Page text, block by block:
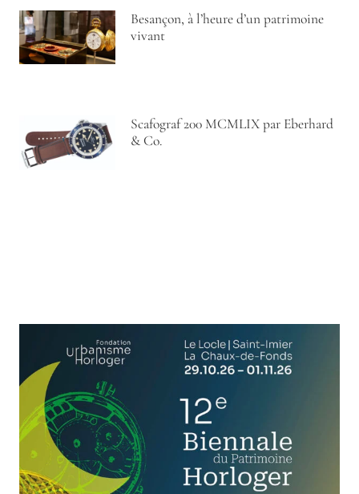
Besançon, à l’heure d’un patrimoine
vivant
Scafograf 200 MCMLIX par Eberhard
& Co.